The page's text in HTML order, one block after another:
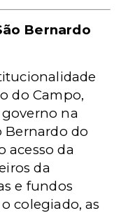
Bernardo
do Campo,
na
Bernardo do
acesso da
da
e fundos
colegiado, as